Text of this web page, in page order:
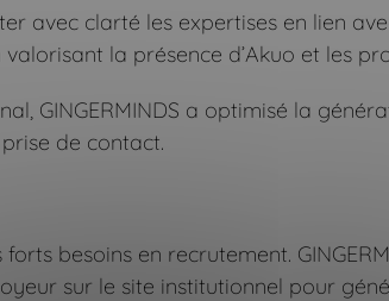
avec clarté les expertises en lien
la présence d’Akuo et les
GINGERMINDS a optimisé la
de contact.
besoins en recrutement.
sur le site institutionnel pour